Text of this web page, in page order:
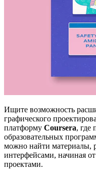
Ищите возможность
графического
платформу Coursera, где
образовательных
можно найти материалы,
интерфейсами, начиная
проектами.